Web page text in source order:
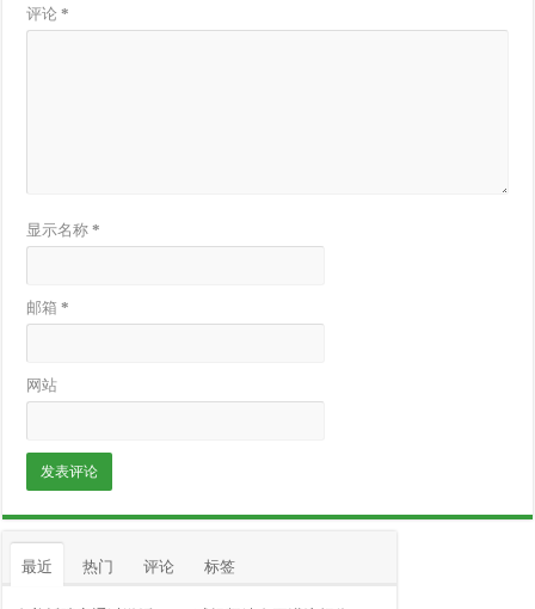
评论*
显示名称*
邮箱*
网站
最近 热门 评论 标签